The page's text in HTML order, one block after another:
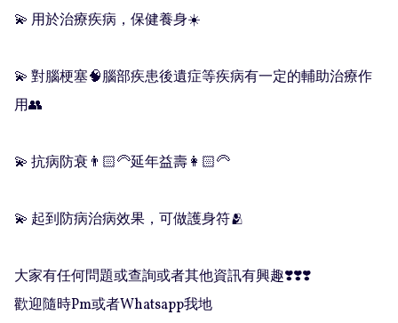
💫 用於治療疾病，保健養身☀️
💫 對腦梗塞🧠腦部疾患後遺症等疾病有一定的輔助治療作
用👥
💫 抗病防衰👨🏻‍🦳延年益壽👩🏻‍🦳
💫 起到防病治病效果，可做護身符🫂
大家有任何問題或查詢或者其他資訊有興趣❣️❣️❣️
歡迎隨時Pm或者Whatsapp我地